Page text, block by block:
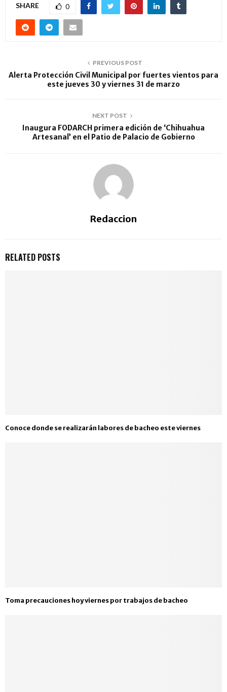
SHARE 0
PREVIOUS POST
Alerta Protección Civil Municipal por fuertes vientos para
este jueves 30 y viernes 31 de marzo
NEXT POST
Inaugura FODARCH primera edición de ‘Chihuahua
Artesanal’ en el Patio de Palacio de Gobierno
Redaccion
RELATED POSTS
Conoce donde se realizarán labores de bacheo este viernes
Toma precauciones hoy viernes por trabajos de bacheo